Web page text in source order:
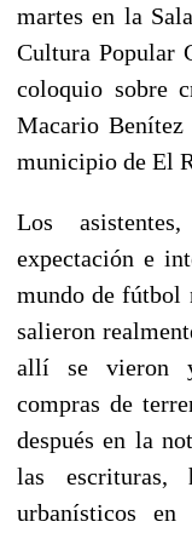
martes en la
Cultura Popular
coloquio sobre
Macario Benítez
municipio de El
Los
expectación e
mundo de fútbol
salieron
allí se vieron y
compras de
después en la
las escrituras,
urbanísticos